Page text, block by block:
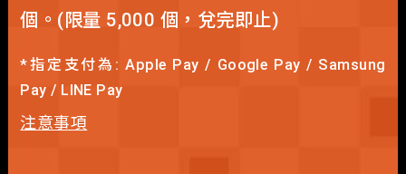
個。(限量 5,000 個，兌完即止)
*指定支付為: Apple Pay / Google Pay / Samsung
Pay / LINE Pay
注意事項